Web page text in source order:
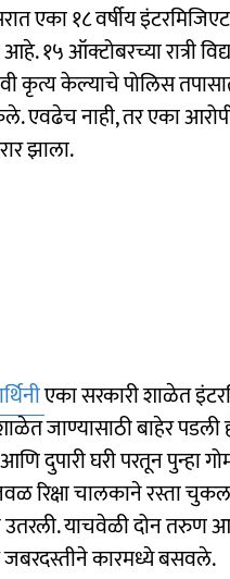
एका १८ वर्षीय
ऑक्टोबरच्या रात्री
कृत्य केल्याचे पोलिस
एवढेच नाही, तर एका
झाला.
एका सरकारी शाळेत
जाण्यासाठी बाहेर पडली
दुपारी घरी परतून पुन्हा
रिक्षा चालकाने रस्ता
उतरली. याचवेळी दोन
जबरदस्तीने कारमध्ये बसवले.